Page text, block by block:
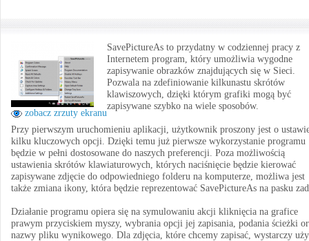
zobacz zrzuty ekranu
SavePictureAs to przydatny w codziennej pracy z
Internetem program, który umożliwia wygodne
zapisywanie obrazków znajdujących się w Sieci.
Pozwala na zdefiniowanie kilkunastu skrótów
klawiszowych, dzięki którym grafiki mogą być
zapisywane szybko na wiele sposobów.
Przy pierwszym uruchomieniu aplikacji, użytkownik proszony jest o
kilku kluczowych opcji. Dzięki temu już pierwsze wykorzystanie programu
będzie w pełni dostosowane do naszych preferencji. Poza możliwością
ustawienia skrótów klawiaturowych, których naciśnięcie będzie kierować
zapisywane zdjęcie do odpowiedniego folderu na komputerze, możliwa jest
także zmiana ikony, która będzie reprezentować SavePictureAs na pasku
Działanie programu opiera się na symulowaniu akcji kliknięcia na grafice
prawym przyciskiem myszy, wybrania opcji jej zapisania, podania ścieżki
nazwy pliku wynikowego. Dla zdjęcia, które chcemy zapisać, wystarczy